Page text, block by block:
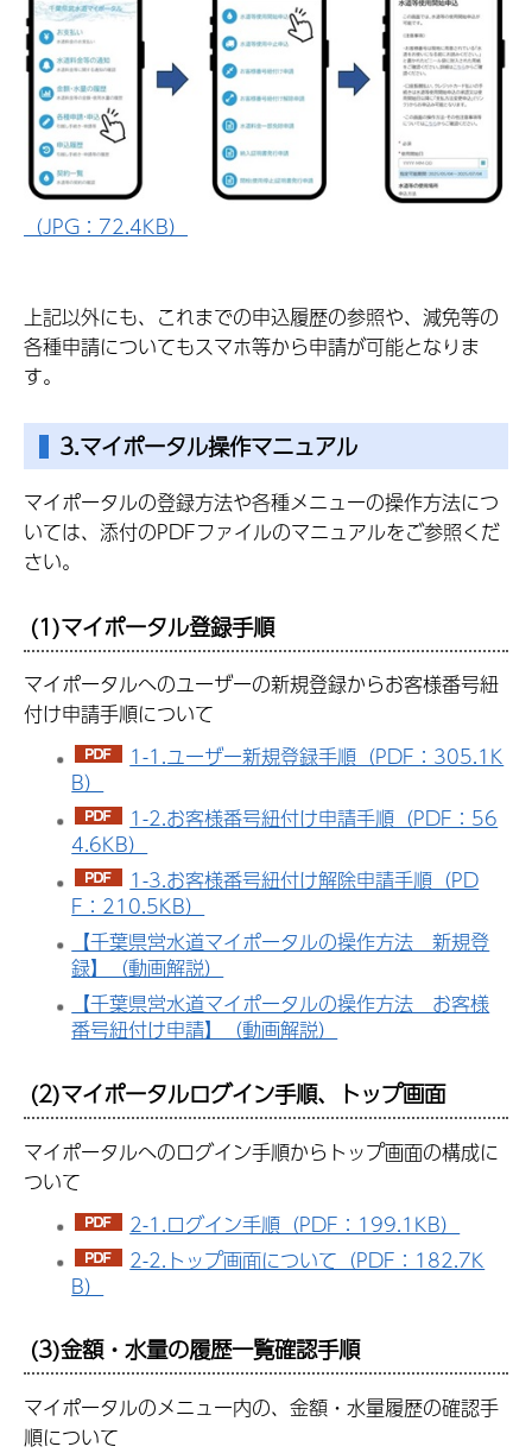
（JPG：72.4KB）
上記以外にも、これまでの申込履歴の参照や、減免等の
各種申請についてもスマホ等から申請が可能となりま
す。
3.マイポータル操作マニュアル
マイポータルの登録方法や各種メニューの操作方法につ
いては、添付のPDFファイルのマニュアルをご参照くだ
さい。
(1)マイポータル登録手順
マイポータルへのユーザーの新規登録からお客様番号紐
付け申請手順について
1-1.ユーザー新規登録手順（PDF：305.1K
B）
1-2.お客様番号紐付け申請手順（PDF：56
4.6KB）
1-3.お客様番号紐付け解除申請手順（PD
F：210.5KB）
【千葉県営水道マイポータルの操作方法 新規登
録】（動画解説）
【千葉県営水道マイポータルの操作方法 お客様
番号紐付け申請】（動画解説）
(2)マイポータルログイン手順、トップ画面
マイポータルへのログイン手順からトップ画面の構成に
ついて
2-1.ログイン手順（PDF：199.1KB）
2-2.トップ画面について（PDF：182.7K
B）
(3)金額・水量の履歴一覧確認手順
マイポータルのメニュー内の、金額・水量履歴の確認手
順について